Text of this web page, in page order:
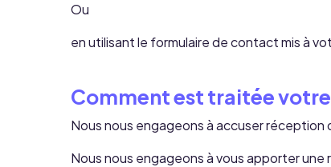
Ou
en utilisant le formulaire de contactmis à
Comment est traitée
Nous nous engageons à accuser réception
Nous nous engageons à vous apporter